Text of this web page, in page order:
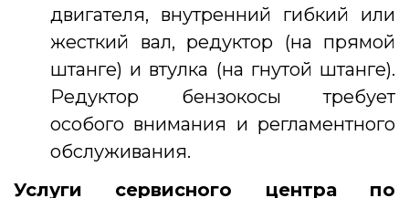
двигателя, внутренний гибкий или
жесткий вал, редуктор (на прямой
штанге) и втулка (на гнутой штанге).
Редуктор бензокосы требует
особого внимания и регламентного
обслуживания.
Услуги сервисного центра по